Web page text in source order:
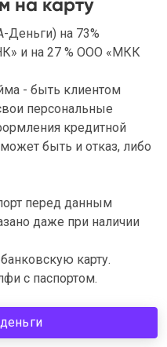
на 73%
и на 27 % ООО «МКК
- быть клиентом
персональные
кредитной
быть и отказ, либо
перед данным
даже при наличии
карту.
с паспортом.